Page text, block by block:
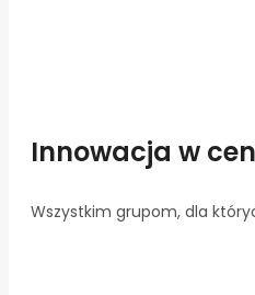
Innowacja w
Wszystkim grupom, dla